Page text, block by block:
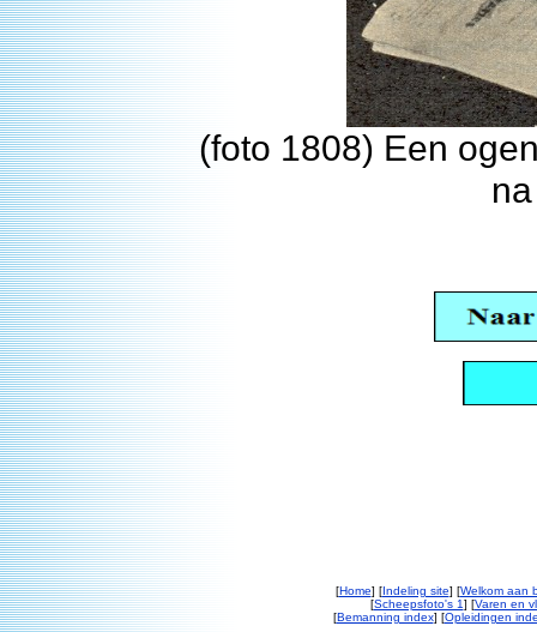
(foto 1808) Een
[Home] [Indeling site] [Welkom aan
[Scheepsfoto's 1] [Varen en
[Bemanning index] [Opleidingen